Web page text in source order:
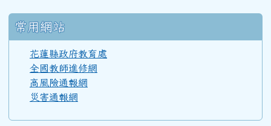
常用網站
花蓮縣政府教育處
全國教師進修網
高風險通報網
災害通報網